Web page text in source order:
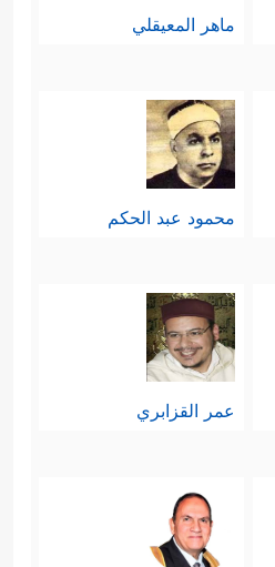
ماهر المعيقلي
محمود عبد الحكم
عمر القزابري